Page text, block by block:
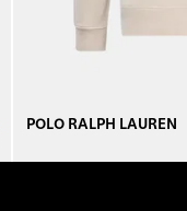
POLO RALPH LAUREN